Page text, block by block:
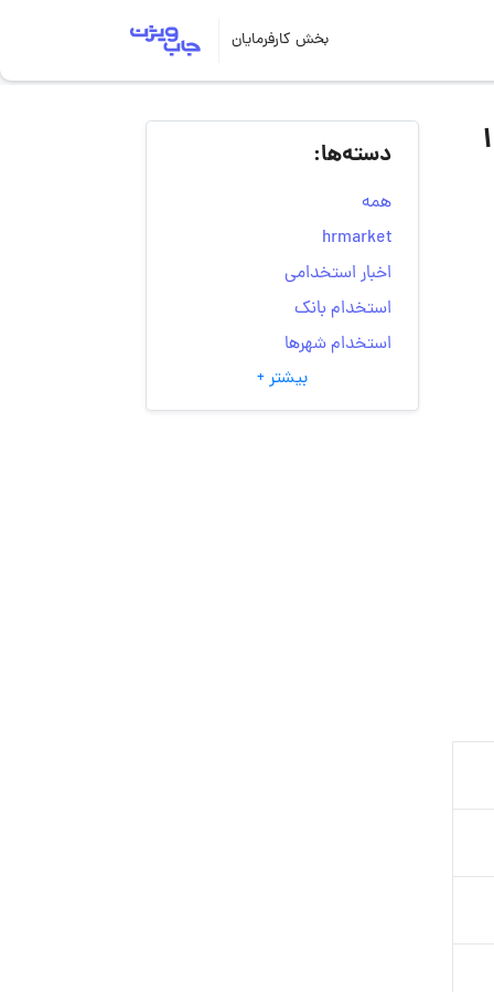
بخش کارفرمایان
دسته‌ها:
همه
hrmarket
اخبار استخدامی
استخدام بانک
استخدام شهرها
انتخاب مسیر شغلی
به‌روزرسانی‌های سایت
بیشتر +